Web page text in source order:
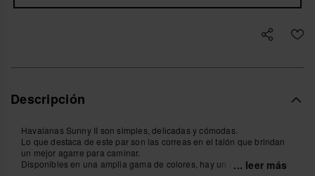
Descripción
Havaianas Sunny II son simples, delicadas y cómodas.
Lo que destaca de este par son las correas en el talón que brindan
un mejor agarre para caminar.
Disponibles en una amplia gama de colores, hay un par adecuado
... leer más